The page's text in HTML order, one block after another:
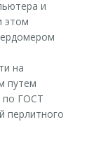
и
этом
на
путем
по ГОСТ
перлитного